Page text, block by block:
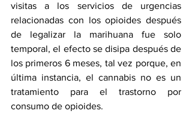
visitas a los servicios de urgencias
relacionadas con los opioides después
de legalizar la marihuana fue solo
temporal, el efecto se disipa después de
los primeros 6 meses, tal vez porque, en
última instancia, el cannabis no es un
tratamiento para el trastorno por
consumo de opioides.